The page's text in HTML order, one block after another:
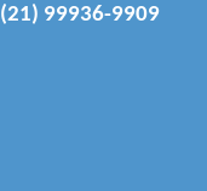
(21) 99936-9909